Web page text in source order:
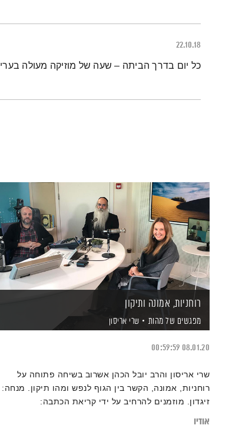
22.10.18
תמצית הפודקאסט
כל יום בדרך הביתה – שעה של מוזיקה מעולה
רוחניות, אמונה ותיקון
מפגשים של מהות שרי אריסון
08.01.20
00:59:59
שרי אריסון והרב יובל הכהן אשרוב בשיחה פתוחה על
רוחניות, אמונה, הקשר בין הגוף לנפש ומהו תיקון.
זיגדון. מוזמנים להרחיב על ידי קריאת הכתבה:
אודיו